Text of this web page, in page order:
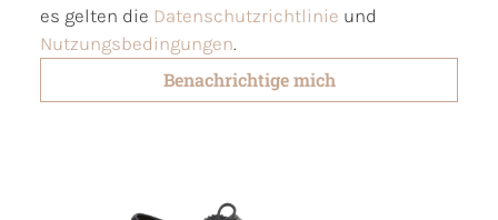
es gelten die Datenschutzrichtlinie und
Nutzungsbedingungen.
Benachrichtige mich